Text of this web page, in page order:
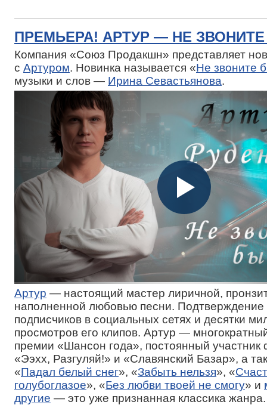
ПРЕМЬЕРА! АРТУР — НЕ
Компания «Союз Продакшн» представляет
с Артуром. Новинка называется «Не звоните
музыки и слов — Ирина Севастьянова.
Артур — настоящий мастер лиричной,
наполненной любовью песни.
подписчиков в социальных сетях и десятки
просмотров его клипов. Артур —
премии «Шансон года», постоянный участник
«Ээхх, Разгуляй!» и «Славянский Базар», а
«Падал белый снег», «Забыть нельзя», «
голубоглазое», «Без любви твоей не смогу» и
другие — это уже признанная классика жанра.